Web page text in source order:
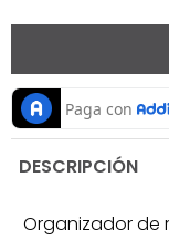
DESCRIPCIÓN
Organizador de